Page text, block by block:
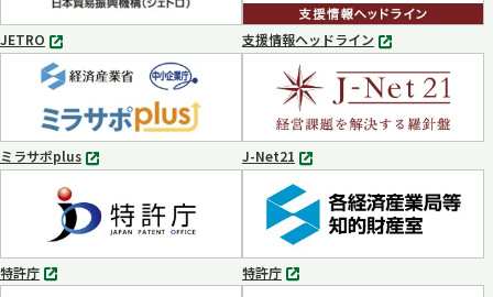
開
く
JETRO
別
タ
ブ
で
開
く
支援情報ヘッドライン
別
タ
ブ
で
開
く
ミラサポplus
別
ブ
で
開
く
J-Net21
別
タ
ブ
で
開
く
特許庁
別
特許庁
別